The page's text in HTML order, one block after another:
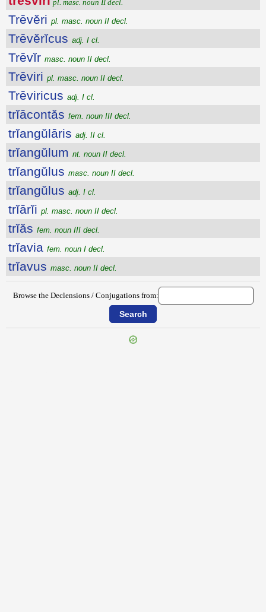
pl. masc. noun II decl.
Trēvĕri pl. masc. noun II decl.
Trēvĕrĭcus adj. I cl.
Trēvĭr masc. noun II decl.
Trēviri pl. masc. noun II decl.
Trēviricus adj. I cl.
trĭācontăs fem. noun III decl.
trĭangŭlāris adj. II cl.
trĭangŭlum nt. noun II decl.
trĭangŭlus masc. noun II decl.
trĭangŭlus adj. I cl.
trĭārĭi pl. masc. noun II decl.
trĭăs fem. noun III decl.
trĭavia fem. noun I decl.
trĭavus masc. noun II decl.
Browse the Declensions / Conjugations from: